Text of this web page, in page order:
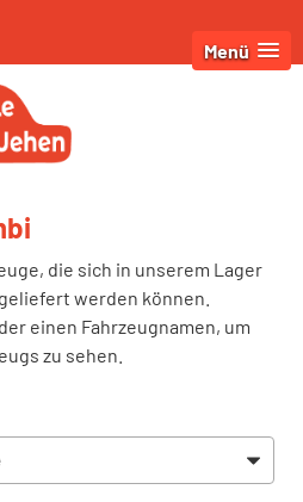
Menü
die sich in unserem Lager
werden können.
einen Fahrzeugnamen, um
zu sehen.